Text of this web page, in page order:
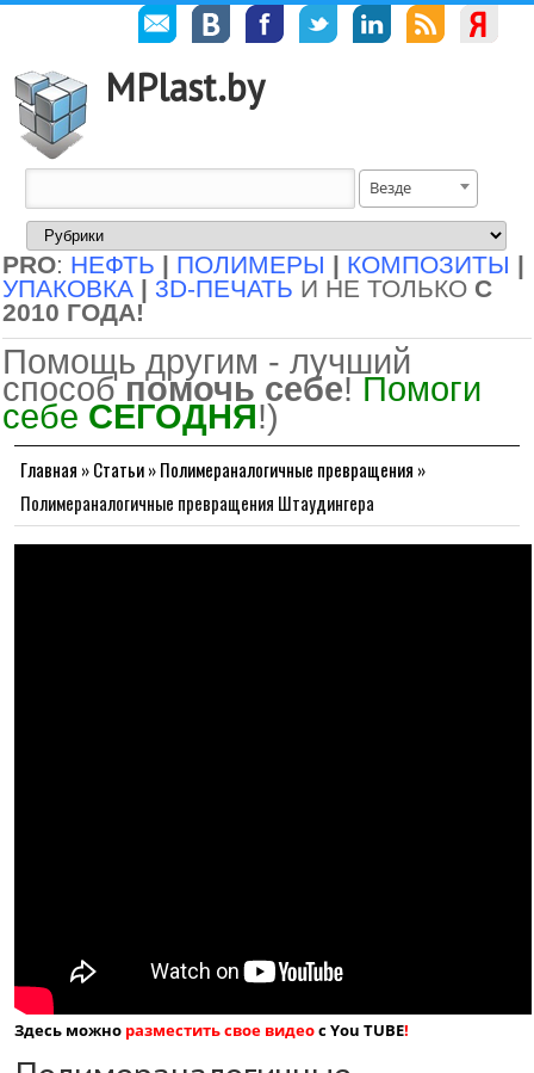
MPlast.by
Везде
PRO: НЕФТЬ | ПОЛИМЕРЫ | КОМПОЗИТЫ |
УПАКОВКА | 3D-ПЕЧАТЬ И НЕ ТОЛЬКО С
2010 ГОДА!
Помощь другим - лучший
способ помочь себе! Помоги
себе СЕГОДНЯ!)
Главная »Статьи»Полимераналогичные превращения »
Полимераналогичные превращения Штаудингера
Здесь можно разместить свое видеос You TUBE!